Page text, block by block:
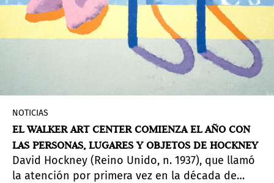
NOTICIAS
EL WALKER ART CENTER COMIENZA EL AÑO CON
LAS PERSONAS, LUGARES Y OBJETOS DE HOCKNEY
David Hockney (Reino Unido, n. 1937), que llamó
la atención por primera vez en la década de